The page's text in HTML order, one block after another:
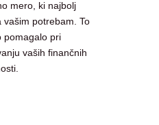
mero, ki najbolj
vašim potrebam. To
pomagalo pri
vaših finančnih